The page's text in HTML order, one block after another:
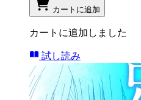
カートに追加
カートに追加しました
試し読み